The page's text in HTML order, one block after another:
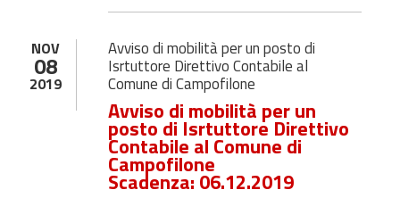
NOV
08
2019
Avviso di mobilità per un posto di
Isrtuttore Direttivo Contabile al
Comune di Campofilone
Avviso di mobilità per un
posto di Isrtuttore Direttivo
Contabile al Comune di
Campofilone
Scadenza: 06.12.2019